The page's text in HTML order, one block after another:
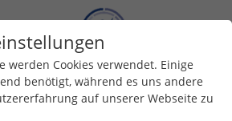
werden Cookies verwendet. Einige
benötigt, während es uns andere
auf unserer Webseite zu